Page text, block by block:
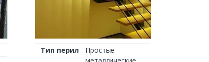
Тип перил
Простые
металлические